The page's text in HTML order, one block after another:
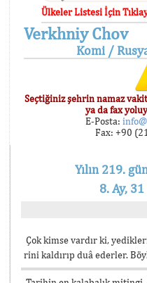
Ülkeler Listesi İçin
Verkhniy Chov
Komi /
Seçtiğiniz şehrin namaz
ya da fax
E-Posta:
Fax: +90
Yılın 219.
8. Ay,
Çok kimse vardır ki,
rini kaldırıp duâ ederler.